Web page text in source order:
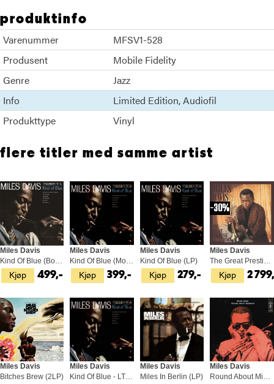
produktinfo
Varenummer
MFSV1-528
Produsent
Mobile Fidelity
Genre
Jazz
Info
Limited Edition Audiofil
Produkttype
Vinyl
flere titler med samme artist
Kjøp
Miles Davis
499,- Kjøp
Miles Davis
399,- Kjøp
Miles Davis
Kind Of Blue (LP)
279,- Kjøp
30%
Miles Davis
2
Miles Davis
Bitches Brew (2LP)
Miles Davis
Kind Of Blue - LTD Blå (LP)
Miles Davis
Miles In Berlin (LP)
Miles Davis
Round About Midnight (LP)